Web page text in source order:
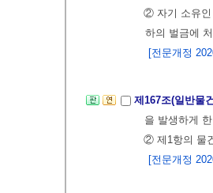
② 자기 소유인
하의 벌금에
[전문개정
제167조(일반물
을 발생하게
② 제1항의 물
[전문개정